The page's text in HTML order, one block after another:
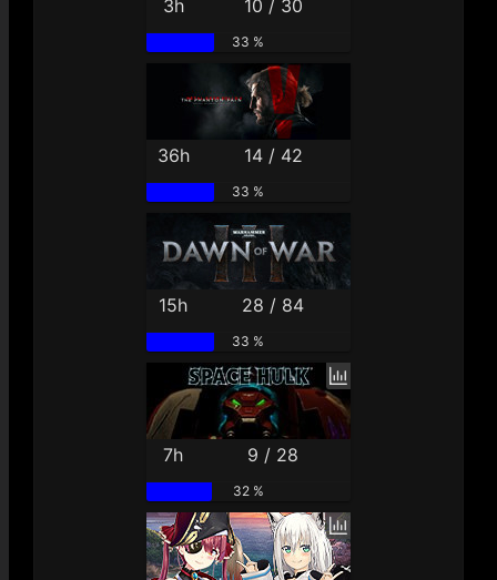
3h 10 / 30
33 %
36h 14 / 42
33 %
15h 28 / 84
33 %
7h 9 / 28
32 %